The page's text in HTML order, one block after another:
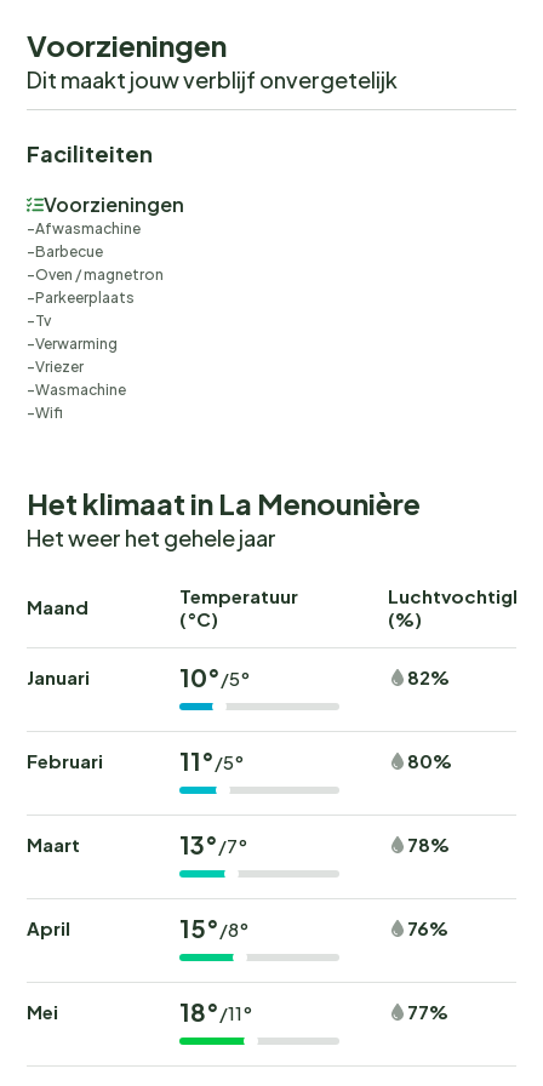
Voorzieningen
Dit maakt jouw verblijf onvergetelijk
Faciliteiten
Voorzieningen
Afwasmachine
Barbecue
Oven / magnetron
Parkeerplaats
Tv
Verwarming
Vriezer
Wasmachine
Wifi
Het klimaat in La Menounière
Het weer het gehele jaar
Maand
Temperatuur
(°C)
(%)
Januari 10°/5° 82%
Februari 11°/5° 80%
Maart 13°/7° 78%
April 15°/8° 76%
Mei 18°/11° 77%